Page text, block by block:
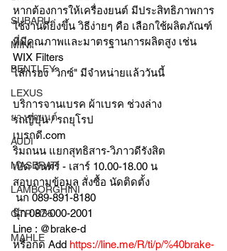
SUBARU
MINI
BENTLEY
LEXUS
ยางรถยนต์
AUDI
MASERATI
LAMBORGHINI
GTR R35
MAHLE
หากต้องการให้เครื่องยนต์ มีประสิทธิภาพการ
ใช้งานดียิ่งขึ้น วิธีง่ายๆ คือ เลือกใช้ผลิตภัณฑ์
ที่มีคุณภาพและมาตรฐานการผลิตสูง เช่น
WIX Filters
ไส้กรอง "วิกซ์" มีจำหน่ายแล้ววันนี้
บริการจานเบรค ผ้าเบรค ช่วงล่าง
รถญี่ปุ่น / รถยุโรป
เบรกดี.com
ริมถนน แยกสุทธิสาร-วิภาวดีรังสิต
เปิด จันทร์ - เสาร์ 10.00-18.00 น
สอบถามข้อมูล สั่งซื้อ นัดติดตั้ง
นก 089-891-8180
นุ๊ก 087-000-2001
Line : @brake-d
หรือกด Add https://line.me/R/ti/p/%40brake-